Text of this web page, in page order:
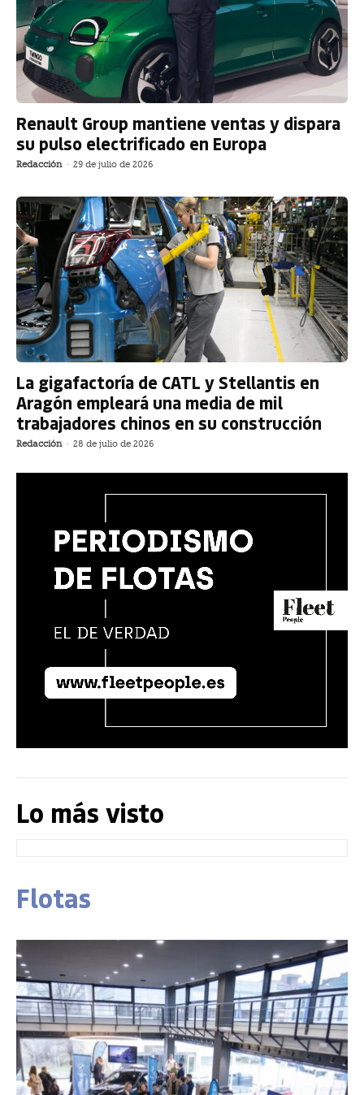
Renault Group mantiene ventas y dispara
su pulso electrificado en Europa
Redacción - 29 de julio de 2026
La gigafactoría de CATL y Stellantis en
Aragón empleará una media de mil
trabajadores chinos en su construcción
Redacción - 28 de julio de 2026
Lo más visto
Flotas